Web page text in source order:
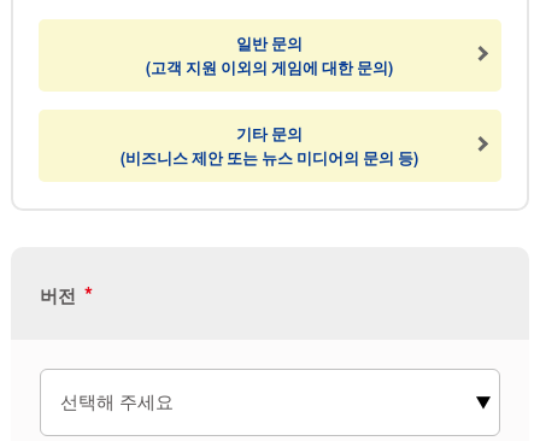
일반 문의
(고객 지원 이외의 게임에 대한 문의)
기타 문의
(비즈니스 제안 또는 뉴스 미디어의 문의 등)
버전 *